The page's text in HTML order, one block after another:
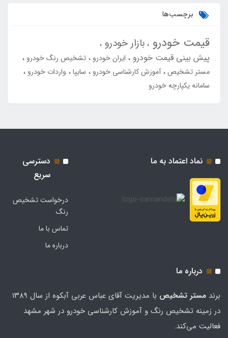
برچسب‌ها
قیمت خودرو بازار خودرو
پیش بینی قیمت خودرو ایران خودرو
تشخیص رنگ خودرو
مستر تشخیص آموزش کارشناسی خودرو سایپا
واردات خودرو
سامانه یکپارچه خودرو
نماد اعتماد به ما
دسترسی
سریع
درخواست تشخیص
رنگ
تماس با ما
درباره ما
درباره ما
برند مستر تشخيص
با مدیریت آقای عباس عربی آبکوه از سال ۱۳۸۹
در زمینه تشخیص رنگ و آموزش کارشناسی خودرو در شهر مشهد
فعالیت می‌کند.